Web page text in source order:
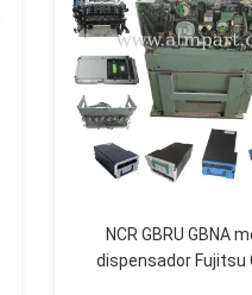
NCR GBRU GBNA
dispensador Fujitsu